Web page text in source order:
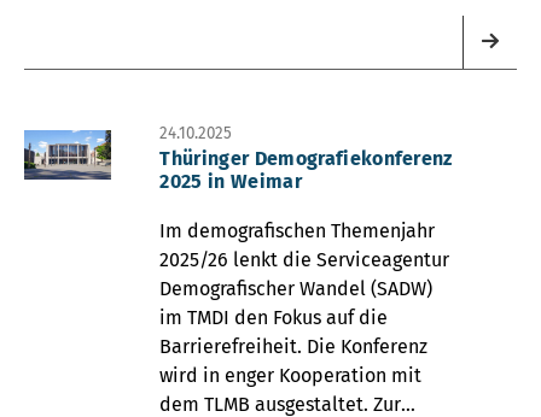
24.10.2025
Thüringer Demografiekonferenz
2025 in Weimar
Im demografischen Themenjahr
2025/26 lenkt die Serviceagentur
Demografischer Wandel (SADW)
im TMDI den Fokus auf die
Barrierefreiheit. Die Konferenz
wird in enger Kooperation mit
dem TLMB ausgestaltet. Zur